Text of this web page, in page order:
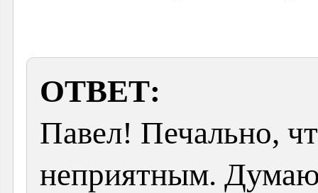
ОТВЕТ:
Павел! Печально,
неприятным.